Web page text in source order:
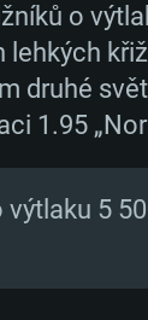
o
druhé
1.95
5